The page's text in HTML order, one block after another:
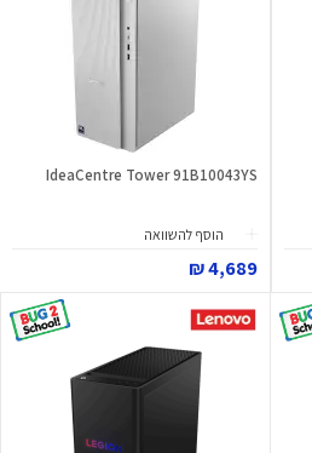
IdeaCentre Tower 91B10043YS
הוסף להשוואה
4,689 ₪